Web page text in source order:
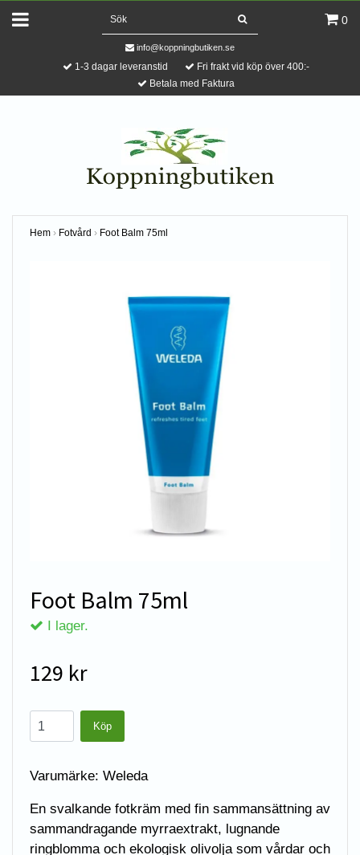
0
info@koppningbutiken.se
1-3 dagar leveranstid
Fri frakt vid köp över 400:-
Betala med Faktura
Hem › Fotvård › Foot Balm 75ml
Foot Balm 75ml
I lager.
129 kr
Varumärke: Weleda
En svalkande fotkräm med fin sammansättning av
sammandragande myrraextrakt, lugnande
ringblomma och ekologisk olivolja som vårdar och